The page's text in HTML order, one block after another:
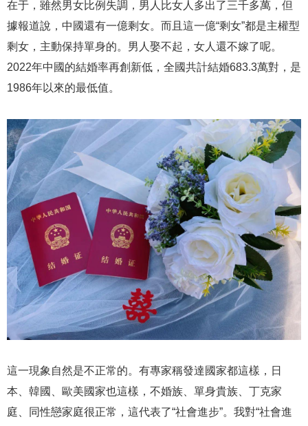
在于，雖然男女比例失調，男人比女人多出了三千多萬，但
據報道說，中國還有一億剩女。而且這一億“剩女”都是主權型
剩女，主動保持單身的。男人娶不起，女人還不嫁了呢。
2022年中國的結婚率再創新低，全國共計結婚683.3萬對，是
1986年以來的最低值。
這一現象自然是不正常的。有專家稱發達國家都這樣，日
本、韓國、歐美國家也這樣，不婚族、單身貴族、丁克家
庭、同性戀家庭很正常，這代表了“社會進步”。我對“社會進